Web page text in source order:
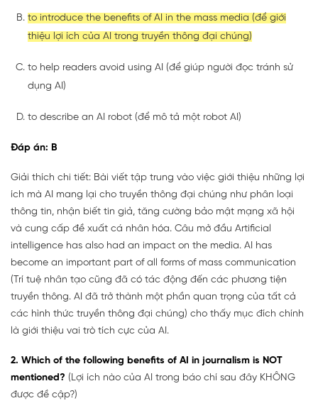
to introduce the benefits of AI in the mass media (để giới
thiệu lợi ích của AI trong truyền thông đại chúng)
to help readers avoid using AI (để giúp người đọc tránh sử
dụng AI)
to describe an AI robot (để mô tả một robot AI)
Đáp án: B
Giải thích chi tiết: Bài viết tập trung vào việc giới thiệu những lợi
ích mà AI mang lại cho truyền thông đại chúng như phân loại
thông tin, nhận biết tin giả, tăng cường bảo mật mạng xã hội
và cung cấp đề xuất cá nhân hóa. Câu mở đầu Artificial
intelligence has also had an impact on the media. AI has
become an important part of all forms of mass communication
(Trí tuệ nhân tạo cũng đã có tác động đến các phương tiện
truyền thông. AI đã trở thành một phần quan trọng của tất cả
các hình thức truyền thông đại chúng) cho thấy mục đích chính
là giới thiệu vai trò tích cực của AI.
2. Which of the following benefits of AI in journalism is NOT
mentioned? (Lợi ích nào của AI trong báo chí sau đây KHÔNG
được đề cập?)